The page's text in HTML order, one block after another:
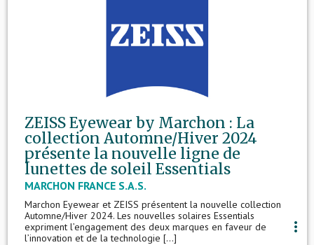
ZEISS Eyewear by Marchon : La
collection Automne/Hiver 2024
présente la nouvelle ligne de
lunettes de soleil Essentials
MARCHON FRANCE S.A.S.
Marchon Eyewear et ZEISS présentent la nouvelle collection
Automne/Hiver 2024. Les nouvelles solaires Essentials
expriment l’engagement des deux marques en faveur de
l’innovation et de la technologie [...]
more_vert